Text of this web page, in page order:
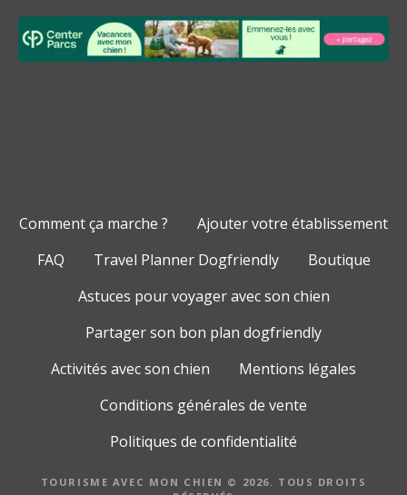
Comment ça marche ?
Ajouter votre établissement
FAQ
Travel Planner Dogfriendly
Boutique
Astuces pour voyager avec son chien
Partager son bon plan dogfriendly
Activités avec son chien
Mentions légales
Conditions générales de vente
Politiques de confidentialité
TOURISME AVEC MON CHIEN © 2026. TOUS DROITS